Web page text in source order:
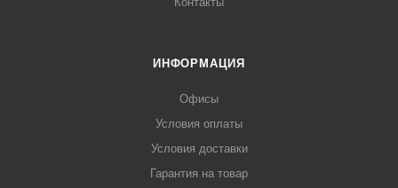
ИНФОРМАЦИЯ
Офисы
Условия оплаты
Условия доставки
Гарантия на товар